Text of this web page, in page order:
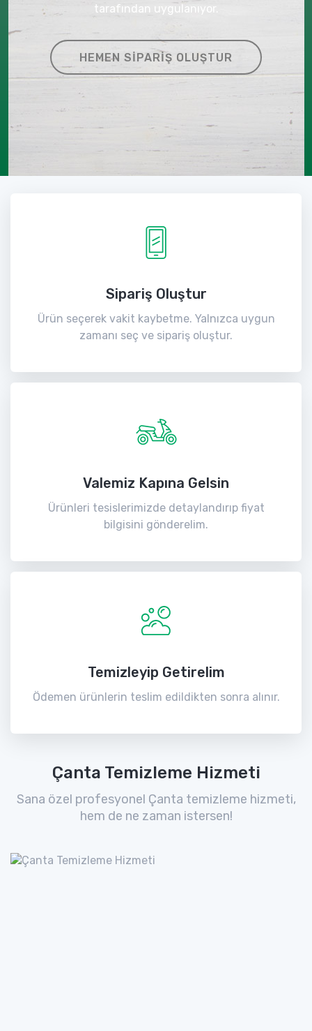
tarafından uygulanıyor.
HEMEN SIPARIŞ OLUŞTUR
Sipariş Oluştur
Ürün seçerek vakit kaybetme. Yalnızca uygun
zamanı seç ve sipariş oluştur.
Valemiz Kapına Gelsin
Ürünleri tesislerimizde detaylandırıp fiyat
bilgisini gönderelim.
Temizleyip Getirelim
Ödemen ürünlerin teslim edildikten sonra alınır.
Çanta Temizleme Hizmeti
Sana özel profesyonel Çanta temizleme hizmeti,
hem de ne zaman istersen!